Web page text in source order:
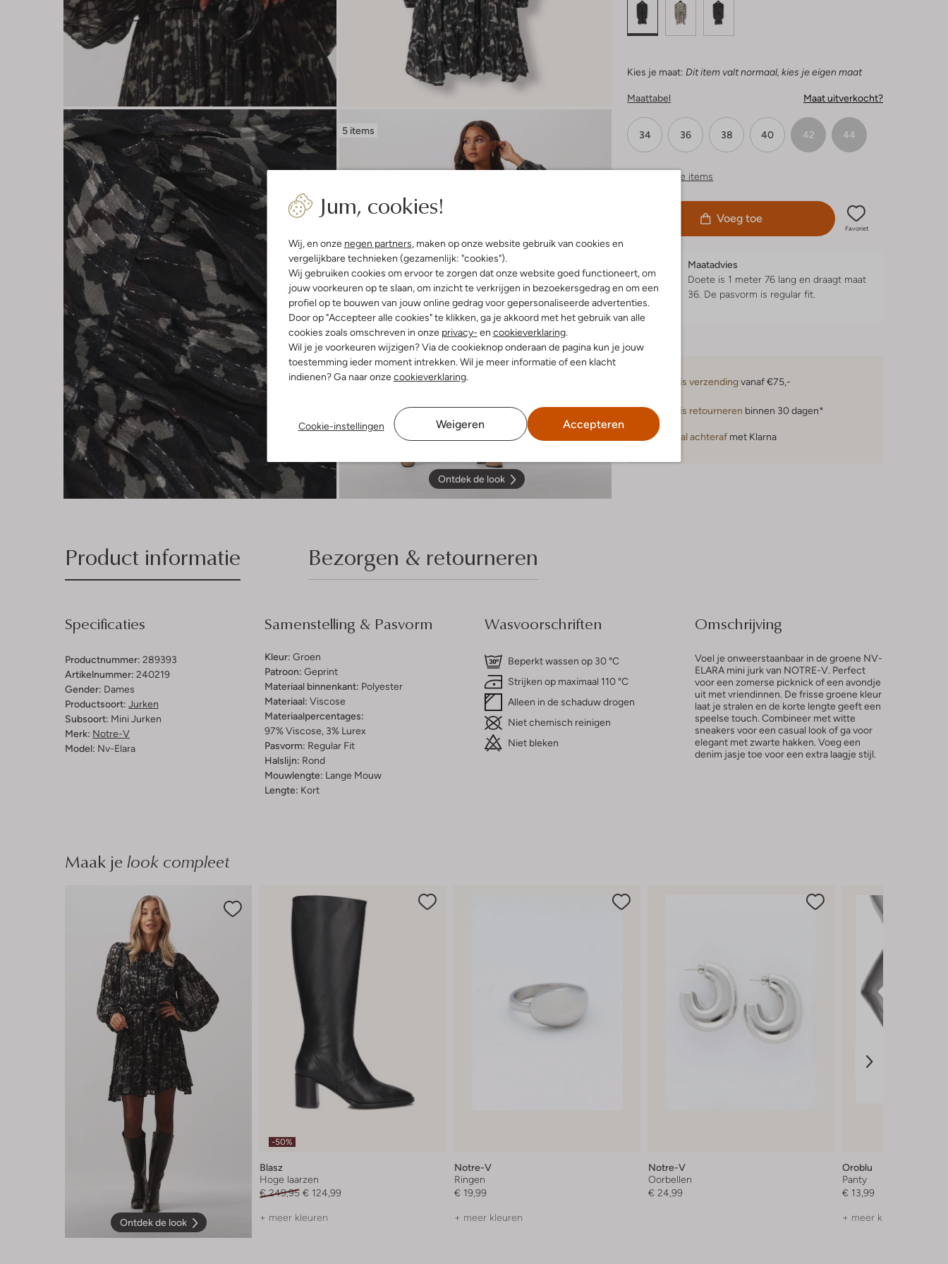
Jum, cookies!
Wij, en onze negen partners, maken op onze website gebruik van cookies en
vergelijkbare technieken (gezamenlijk: "cookies").
Wij gebruiken cookies om ervoor te zorgen dat onze website goed functioneert, om
jouw voorkeuren op te slaan, om inzicht te verkrijgen in bezoekersgedrag en om een
profiel op te bouwen van jouw online gedrag voor gepersonaliseerde advertenties.
Door op "Accepteer alle cookies" te klikken, ga je akkoord met het gebruik van alle
cookies zoals omschreven in onze privacy- en cookieverklaring.
Wil je je voorkeuren wijzigen? Via de cookieknop onderaan de pagina kun je jouw
toestemming ieder moment intrekken. Wil je meer informatie of een klacht
indienen? Ga naar onzecookieverklaring.
Cookie-instellingen Weigeren Accepteren
5 items
Ontdek de look
Kies je maat: Dit item valt normaal, kies je eigen maat
Maattabel Maat uitverkocht?
34 36 38 40 42 44
Vergelijkbare items
Voeg toe
Favoriet
Maatadvies
Doete is 1 meter 76 lang en draagt maat
36. De pasvorm is regular fit.
Gratis verzendingvanaf €75,-
Gratis retourneren binnen 30 dagen*
Betaal achteraf met Klarna
Product informatie Bezorgen & retourneren
Specificaties
Productnummer: 289393
Artikelnummer: 240219
Gender: Dames
Productsoort: Jurken
Subsoort: Mini Jurken
Merk: Notre-V
Model: Nv-Elara
Samenstelling & Pasvorm
Kleur: Groen
Patroon: Geprint
Materiaal binnenkant: Polyester
Materiaal: Viscose
Materiaalpercentages:
97% Viscose, 3% Lurex
Pasvorm: Regular Fit
Halslijn: Rond
Mouwlengte: Lange Mouw
Lengte: Kort
Wasvoorschriften
Beperkt wassen op 30 °C
Strijken op maximaal 110 °C
Alleen in de schaduw drogen
Niet chemisch reinigen
Niet bleken
Omschrijving
Voel je onweerstaanbaar in de groene NV-
ELARA mini jurk van NOTRE-V. Perfect
voor een zomerse picknick of een avondje
uit met vriendinnen. De frisse groene kleur
laat je stralen en de korte lengte geeft een
speelse touch. Combineer met witte
sneakers voor een casual look of ga voor
elegant met zwarte hakken. Voeg een
denim jasje toe voor een extra laagje stijl.
Maak je look compleet
Ontdek de look
-50%
Blasz
Hoge laarzen
€ 249,95 € 124,99
+ meer kleuren
Notre-V
Ringen
€ 19,99
+ meer kleuren
Notre-V
Oorbellen
€ 24,99
Oroblu
Panty
€ 13,99
+ meer kleuren